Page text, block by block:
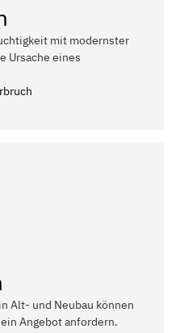
mit modernster
Ursache eines
Alt- und Neubau können
Angebot anfordern.